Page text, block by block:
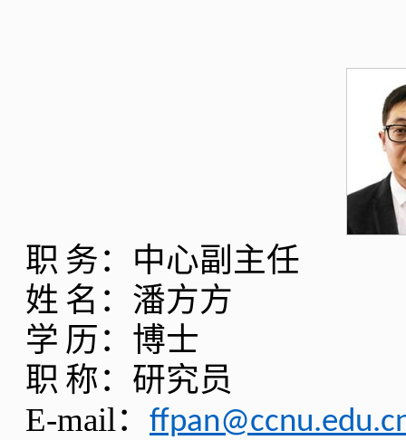
职 务：中心副主任
姓 名：潘方方
学 历：博士
职 称：研究员
E-mail：